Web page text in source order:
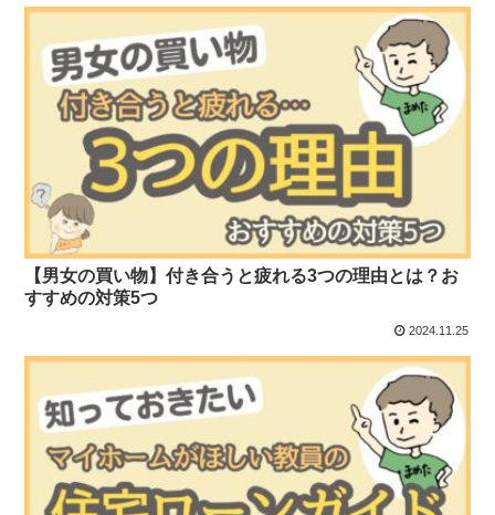
【男女の買い物】付き合うと疲れる3つの理由とは？お
すすめの対策5つ
2024.11.25